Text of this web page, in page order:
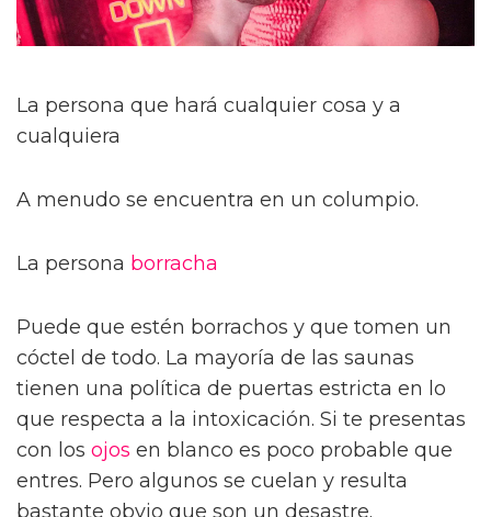
La persona que hará cualquier cosa y a
cualquiera
A menudo se encuentra en un columpio.
La persona borracha
Puede que estén borrachos y que tomen un
cóctel de todo. La mayoría de las saunas
tienen una política de puertas estricta en lo
que respecta a la intoxicación. Si te presentas
con los ojos en blanco es poco probable que
entres. Pero algunos se cuelan y resulta
bastante obvio que son un desastre.